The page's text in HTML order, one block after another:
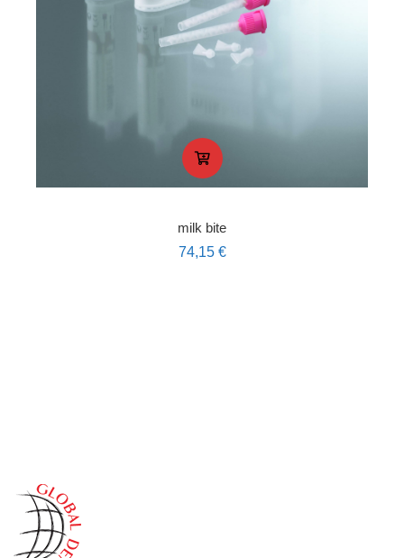
milk bite
74,15 €